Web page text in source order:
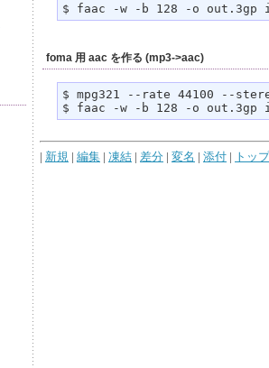
$ faac -w -b 128 -o out.3gp
foma 用 aac を作る (mp3->aac)
$ mpg321 --rate 44100 --
$ faac -w -b 128 -o out.3gp
| 新規 | 編集 | 凍結 | 差分 | 変名 | 添付 | トップ